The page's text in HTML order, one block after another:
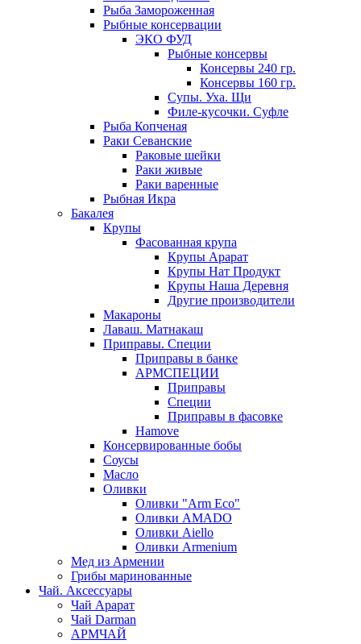
Рыба Замороженная
Рыбные консервации
ЭКО ФУД
Рыбные консервы
Консервы 240 гр.
Консервы 160 гр.
Супы. Уха. Щи
Филе-кусочки. Суфле
Рыба Копченая
Раки Севанские
Раковые шейки
Раки живые
Раки варенные
Рыбная Икра
Бакалея
Крупы
Фасованная крупа
Крупы Арарат
Крупы Нат Продукт
Крупы Наша Деревня
Другие производители
Макароны
Лаваш. Матнакаш
Приправы. Специи
Приправы в банке
АРМСПЕЦИИ
Приправы
Специи
Приправы в фасовке
Hamove
Консервированные бобы
Соусы
Масло
Оливки
Оливки "Arm Eco"
Оливки AMADO
Оливки Aiello
Оливки Armenium
Мед из Армении
Грибы маринованные
Чай. Аксессуары
Чай Арарат
Чай Darman
АРМЧАЙ